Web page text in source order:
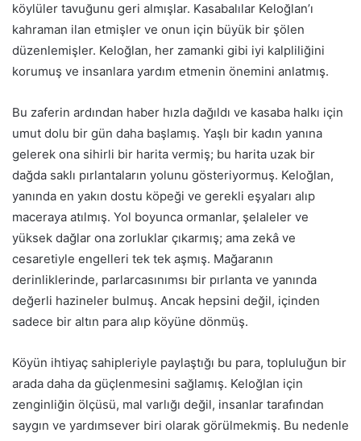
köylüler tavuğunu geri almışlar. Kasabalılar Keloğlan’ı
kahraman ilan etmişler ve onun için büyük bir şölen
düzenlemişler. Keloğlan, her zamanki gibi iyi kalpliliğini
korumuş ve insanlara yardım etmenin önemini anlatmış.
Bu zaferin ardından haber hızla dağıldı ve kasaba halkı için
umut dolu bir gün daha başlamış. Yaşlı bir kadın yanına
gelerek ona sihirli bir harita vermiş; bu harita uzak bir
dağda saklı pırlantaların yolunu gösteriyormuş. Keloğlan,
yanında en yakın dostu köpeği ve gerekli eşyaları alıp
maceraya atılmış. Yol boyunca ormanlar, şelaleler ve
yüksek dağlar ona zorluklar çıkarmış; ama zekâ ve
cesaretiyle engelleri tek tek aşmış. Mağaranın
derinliklerinde, parlarcasınımsı bir pırlanta ve yanında
değerli hazineler bulmuş. Ancak hepsini değil, içinden
sadece bir altın para alıp köyüne dönmüş.
Köyün ihtiyaç sahipleriyle paylaştığı bu para, topluluğun bir
arada daha da güçlenmesini sağlamış. Keloğlan için
zenginliğin ölçüsü, mal varlığı değil, insanlar tarafından
saygın ve yardımsever biri olarak görülmekmiş. Bu nedenle